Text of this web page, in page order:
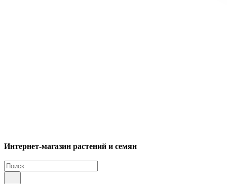
Интернет-магазин растений и семян